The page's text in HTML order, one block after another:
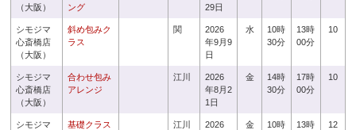
（大阪）
ング
29日
シモジマ
心斎橋店
（大阪）
斜め包みク
ラス
関
2026
年9月9
日
水
10時
30分
13時
00分
10
シモジマ
心斎橋店
（大阪）
合わせ包み
アレンジ
江川
2026
年8月2
1日
金
14時
30分
17時
00分
10
シモジマ
基礎クラス 江川
2026
金
10時
13時
12